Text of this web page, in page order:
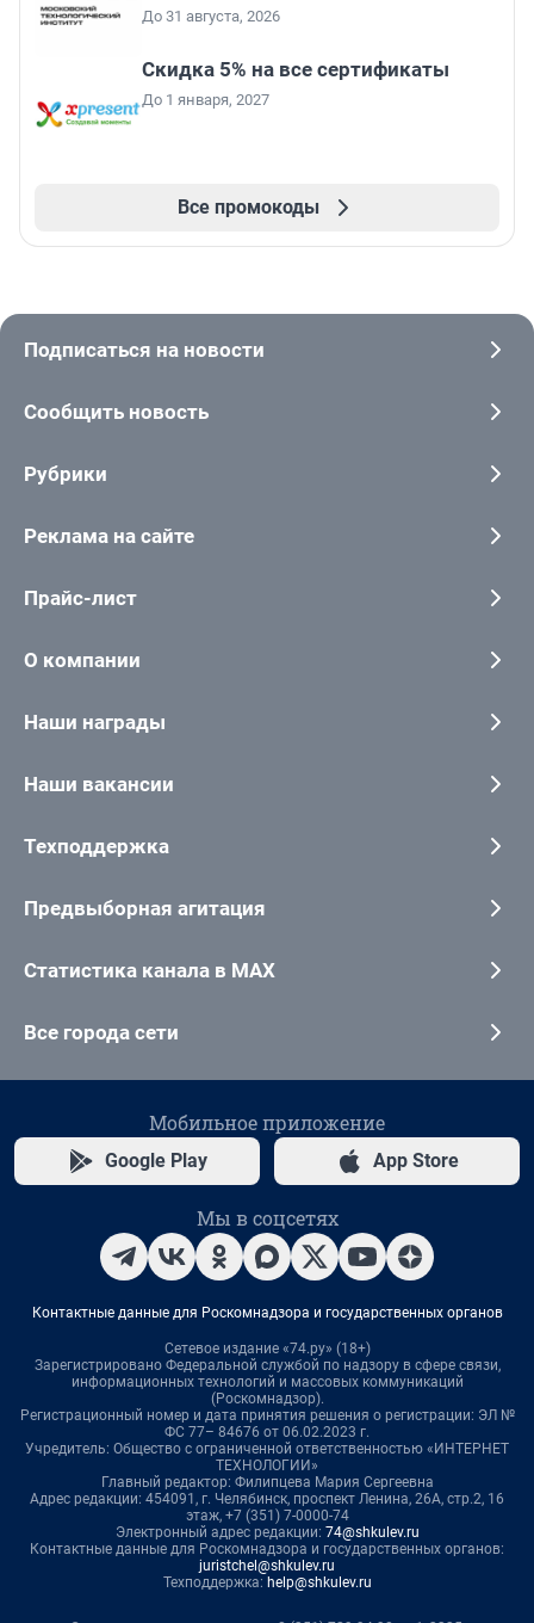
До 31 августа, 2026
Скидка 5% на все сертификаты
До 1 января, 2027
Все промокоды
Подписаться на новости
Сообщить новость
Рубрики
Реклама на сайте
Прайс-лист
О компании
Наши награды
Наши вакансии
Техподдержка
Предвыборная агитация
Статистика канала в MAX
Все города сети
Мобильное приложение
Google Play App Store
Мы в соцсетях
Контактные данные для Роскомнадзора и государственных органов
Сетевое издание «74.ру» (18+)
Зарегистрировано Федеральной службой по надзору в сфере связи,
информационных технологий и массовых коммуникаций
(Роскомнадзор).
Регистрационный номер и дата принятия решения о регистрации: ЭЛ №
ФС 77– 84676 от 06.02.2023 г.
Учредитель: Общество с ограниченной ответственностью «ИНТЕРНЕТ
ТЕХНОЛОГИИ»
Главный редактор: Филипцева Мария Сергеевна
Адрес редакции: 454091, г. Челябинск, проспект Ленина, 26А, стр.2, 16
этаж, +7 (351) 7-0000-74
Электронный адрес редакции: 74@shkulev.ru
Контактные данные для Роскомнадзора и государственных органов:
juristchel@shkulev.ru
Техподдержка: help@shkulev.ru